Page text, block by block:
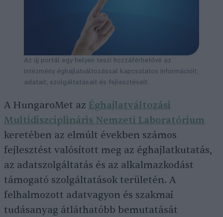
Az új portál egy helyen teszi hozzáférhetővé az
intézmény éghajlatváltozással kapcsolatos információit,
adatait, szolgáltatásait és fejlesztéseit.
A HungaroMet az Éghajlatváltozási
Multidiszciplináris Nemzeti Laboratórium
keretében az elmúlt években számos
fejlesztést valósított meg az éghajlatkutatás,
az adatszolgáltatás és az alkalmazkodást
támogató szolgáltatások területén. A
felhalmozott adatvagyon és szakmai
tudásanyag átláthatóbb bemutatását